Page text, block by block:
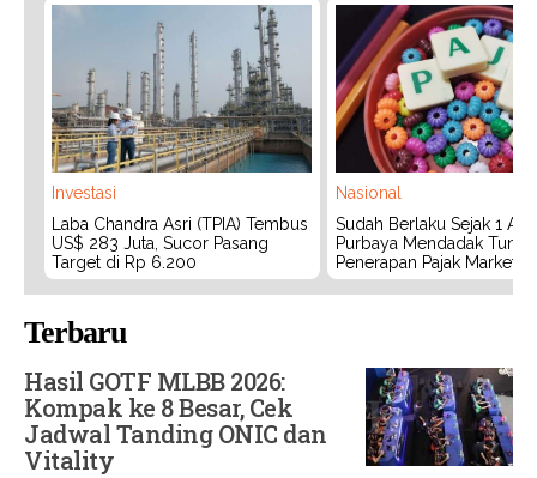
Investasi
Laba Chandra Asri (TPIA) Tembus
US$ 283 Juta, Sucor Pasang
Target di Rp 6.200
Nasional
Sudah Berlaku Sejak 1
Purbaya Mendadak Tunda
Penerapan Pajak
Terbaru
Hasil GOTF MLBB 2026:
Kompak ke 8 Besar, Cek
Jadwal Tanding ONIC dan
Vitality